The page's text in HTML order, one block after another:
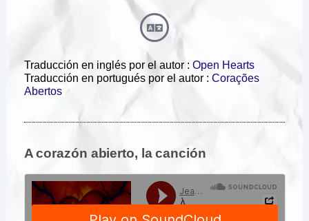
Traducción en inglés por el autor : Open Hearts
Traducción en portugués por el autor : Corações
Abertos
A corazón abierto, la canción